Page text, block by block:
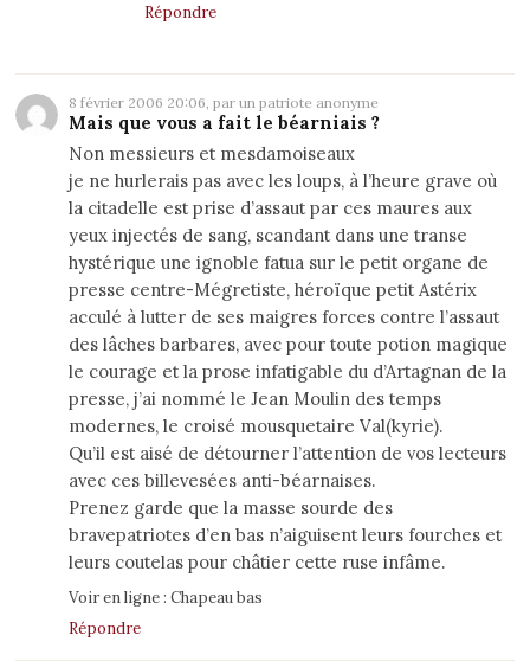
Répondre
8 février 2006 20:06, par un patriote anonyme
Mais que vous a fait le béarniais ?
Non messieurs et mesdamoiseaux
je ne hurlerais pas avec les loups, à l’heure grave où
la citadelle est prise d’assaut par ces maures aux
yeux injectés de sang, scandant dans une transe
hystérique une ignoble fatua sur le petit organe de
presse centre-Mégretiste, héroïque petit Astérix
acculé à lutter de ses maigres forces contre l’assaut
des lâches barbares, avec pour toute potion magique
le courage et la prose infatigable du d’Artagnan de la
presse, j’ai nommé le Jean Moulin des temps
modernes, le croisé mousquetaire Val(kyrie).
Qu’il est aisé de détourner l’attention de vos lecteurs
avec ces billevesées anti-béarnaises.
Prenez garde que la masse sourde des
bravepatriotes d’en bas n’aiguisent leurs fourches et
leurs coutelas pour châtier cette ruse infâme.
Voir en ligne : Chapeau bas
Répondre